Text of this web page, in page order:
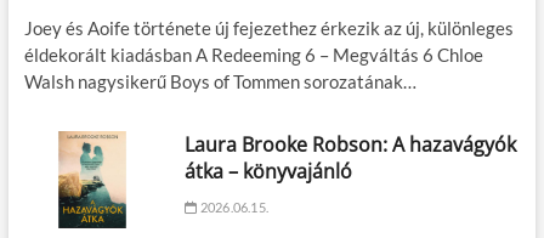
Joey és Aoife története új fejezethez érkezik az új, különleges
éldekorált kiadásban A Redeeming 6 – Megváltás 6 Chloe
Walsh nagysikerű Boys of Tommen sorozatának…
Laura Brooke Robson: A hazavágyók
átka – könyvajánló
2026.06.15.